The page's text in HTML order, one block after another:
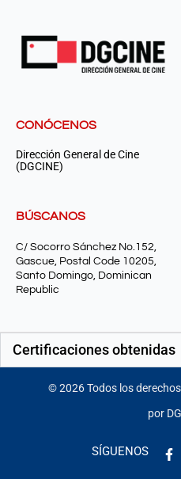
CONÓCENOS
Dirección General de Cine
(DGCINE)
BÚSCANOS
C/ Socorro Sánchez No.152,
Gascue, Postal Code 10205,
Santo Domingo, Dominican
Republic
Certificaciones obtenidas
©2026Todos los
por
SÍGUENOS
f